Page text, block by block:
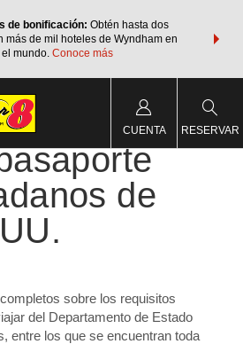
de bonificación:Obtén hasta dos
más de mil hoteles de Wyndham en
mundo. Conoce más
de viaje
CUENTA RESERVAR
de
sobre los requisitos
del Departamento de Estado
entre los que se encuentran toda